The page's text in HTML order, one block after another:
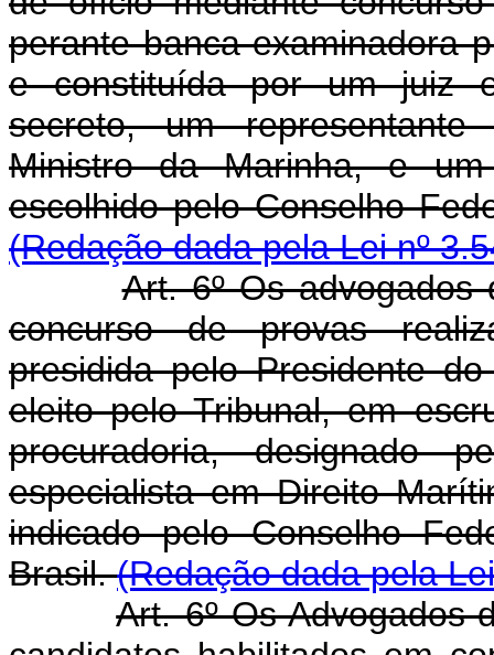
perante banca examinadora
e constituída por um juiz
secreto, um
Ministro da Marinha, e
escolhido pelo Conselho
(Redação dada pela Lei nº
Art. 6º Os advogados
concurso de provas
presidida pelo Presidente
eleito pelo Tribunal, em
procuradoria, designado
especialista em Direito
indicado pelo Conselho
Brasil.(Redação dada pela
Art. 6º Os